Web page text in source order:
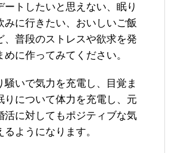
ートしたいと思えない、眠り
みに行きたい、おいしいご飯
、普段のストレスや欲求を発
に作ってみてください。
騒いで気力を充電し、目覚ま
りについて体力を充電し、元
活に対してもポジティブな気
ようになります。